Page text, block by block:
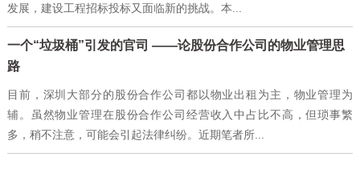
发展，建设工程招标投标又面临新的挑战。本...
一个“垃圾桶”引发的官司 ——论股份合作公司的物业管理思
路
目前，深圳大部分的股份合作公司都以物业出租为主，物业管理为
辅。虽然物业管理在股份合作公司经营收入中占比不高，但琐事繁
多，稍不注意，可能会引起法律纠纷。近期笔者所...